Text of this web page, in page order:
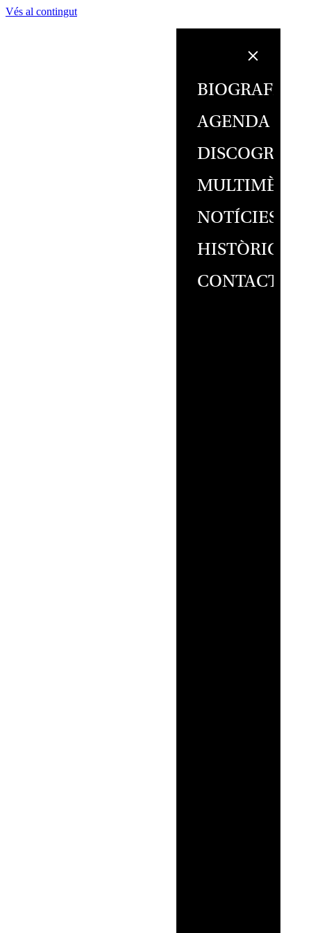
Vés al contingut
BIOGRAFIA
AGENDA
MULTIMÈDIA
NOTÍCIES
HISTÒRIC
CONTACTE